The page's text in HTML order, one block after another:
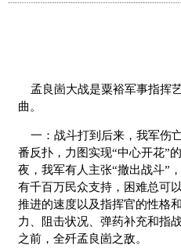
孟良崮大战是粟裕军事指挥
曲。
一：战斗打到后来，我军伤
番反扑，力图实现“中心开花”
夜，我军有人主张“撤出战斗”
有千百万民众支持，困难总可
推进的速度以及指挥官的性格
力、阻击状况、弹药补充和指
之前，全歼孟良崮之敌。